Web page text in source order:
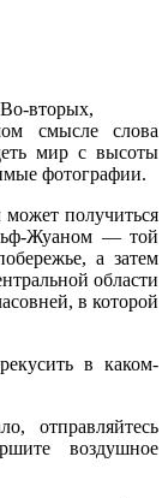
Во-вторых,
смысле слова
мир с высоты
фотографии.
может получиться
Жуаном — той
а затем
области
в которой
в каком-
отправляйтесь
воздушное